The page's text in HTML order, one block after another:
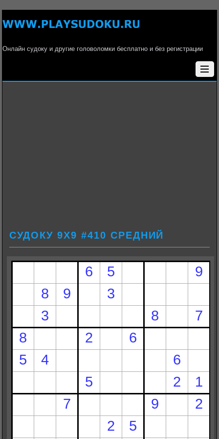
Онлайн судоку и другие головоломки бесплатно и без регистрации
СУДОКУ 9Х9 #410 СРЕДНИЙ